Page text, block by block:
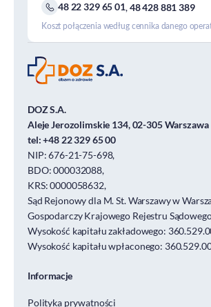
48 22 329 65 01,48 428 881 389
Koszt połączenia według cennika danego
DOZ S.A.
Aleje Jerozolimskie 134, 02-305 Warszawa
tel:+48 22 329 65 00
NIP: 676-21-75-698,
BDO: 000032088,
KRS: 0000058632,
Sąd Rejonowy dla M. St. Warszawy w
Gospodarczy Krajowego Rejestru
Wysokość kapitału zakładowego:
Wysokość kapitału wpłaconego:
Informacje
Polityka prywatności